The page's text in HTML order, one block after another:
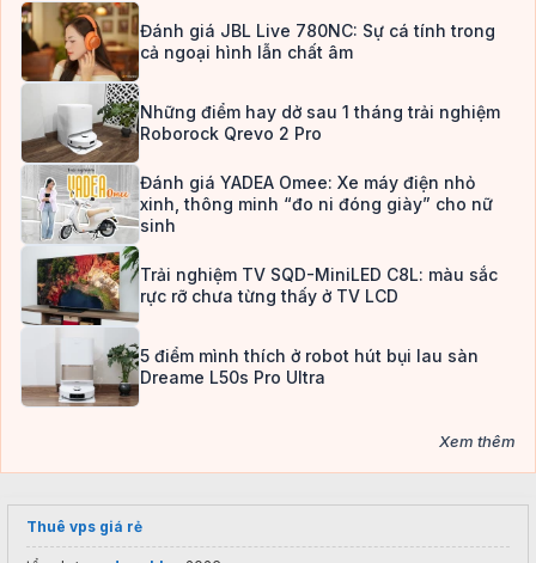
Đánh giá JBL Live 780NC: Sự cá tính trong
cả ngoại hình lẫn chất âm
Những điểm hay dở sau 1 tháng trải nghiệm
Roborock Qrevo 2 Pro
Đánh giá YADEA Omee: Xe máy điện nhỏ
xinh, thông minh “đo ni đóng giày” cho nữ
sinh
Trải nghiệm TV SQD-MiniLED C8L: màu sắc
rực rỡ chưa từng thấy ở TV LCD
5 điểm mình thích ở robot hút bụi lau sàn
Dreame L50s Pro Ultra
Xem thêm
Thuê vps giá rẻ